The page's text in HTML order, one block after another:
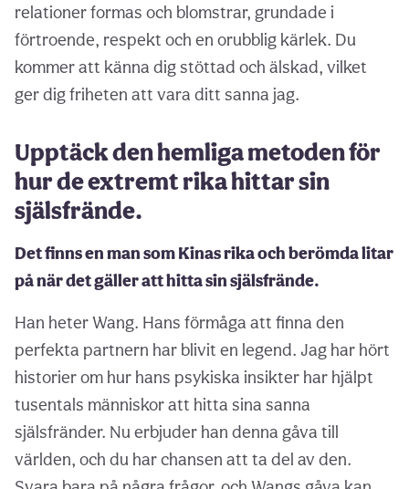
relationer formas och blomstrar, grundade i
förtroende, respekt och en orubblig kärlek. Du
kommer att känna dig stöttad och älskad, vilket
ger dig friheten att vara ditt sanna jag.
Upptäck den hemliga metoden för
hur de extremt rika hittar sin
själsfrände.
Det finns en man som Kinas rika och berömda litar
på när det gäller att hitta sin själsfrände.
Han heter Wang. Hans förmåga att finna den
perfekta partnern har blivit en legend. Jag har hört
historier om hur hans psykiska insikter har hjälpt
tusentals människor att hitta sina sanna
själsfränder. Nu erbjuder han denna gåva till
världen, och du har chansen att ta del av den.